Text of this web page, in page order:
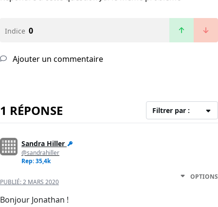
Indice 0
Ajouter un commentaire
1 RÉPONSE Filtrer par :
Sandra Hiller
@sandrahiller
Rep: 35,4k
PUBLIÉ:2 MARS 2020
OPTIONS
Bonjour Jonathan !